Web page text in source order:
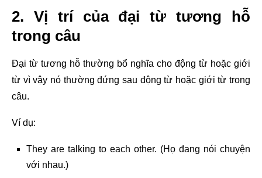
2. Vị trí của đại từ tương hỗ
trong câu
Đại từ tương hỗ thường bổ nghĩa cho động từ hoặc giới
từ vì vậy nó thường đứng sau động từ hoặc giới từ trong
câu.
Ví dụ:
They are talking to each other. (Họ đang nói chuyện
với nhau.)